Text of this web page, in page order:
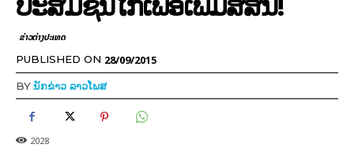
ຂ່າວຕ່າງປະເທດ
PUBLISHED ON 28/09/2015
BYນັກຂ່າວ ລາວໂພສ
2028